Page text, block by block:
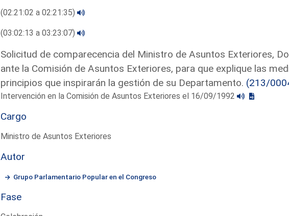
(02:21:02 a 02:21:35)
(03:02:13 a 03:23:07)
Solicitud de comparecencia del Ministro de Asuntos Exteriores,
ante la Comisión de Asuntos Exteriores, para que explique las
principios que inspirarán la gestión de su Departamento. (213/
Intervención en la Comisión de Asuntos Exteriores el 16/09/1992
Cargo
Ministro de Asuntos Exteriores
Autor
Grupo Parlamentario Popular en el Congreso
Fase